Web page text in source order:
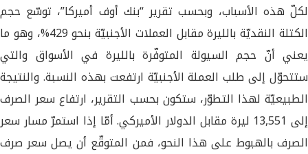
لكلّ هذه الأسباب، وبحسب تقرير “بنك أوف أميركا”، توسّع حجم
الكتلة النقديّة بالليرة مقابل العملات الأجنبيّة بنحو 429%، وهو ما
يعني أنّ حجم السيولة المتوفّرة بالليرة في الأسواق والتي
ستتحوّل إلى طلب العملة الأجنبيّة ارتفعت بهذه النسبة. والنتيجة
الطبيعيّة لهذا التطوّر، ستكون بحسب التقرير، ارتفاع سعر الصرف
إلى 13,551 ليرة مقابل الدولار الأميركي. أمّا إذا استمرّ مسار سعر
الصرف بالهبوط على هذا النحو، فمن المتوقّع أن يصل سعر صرف